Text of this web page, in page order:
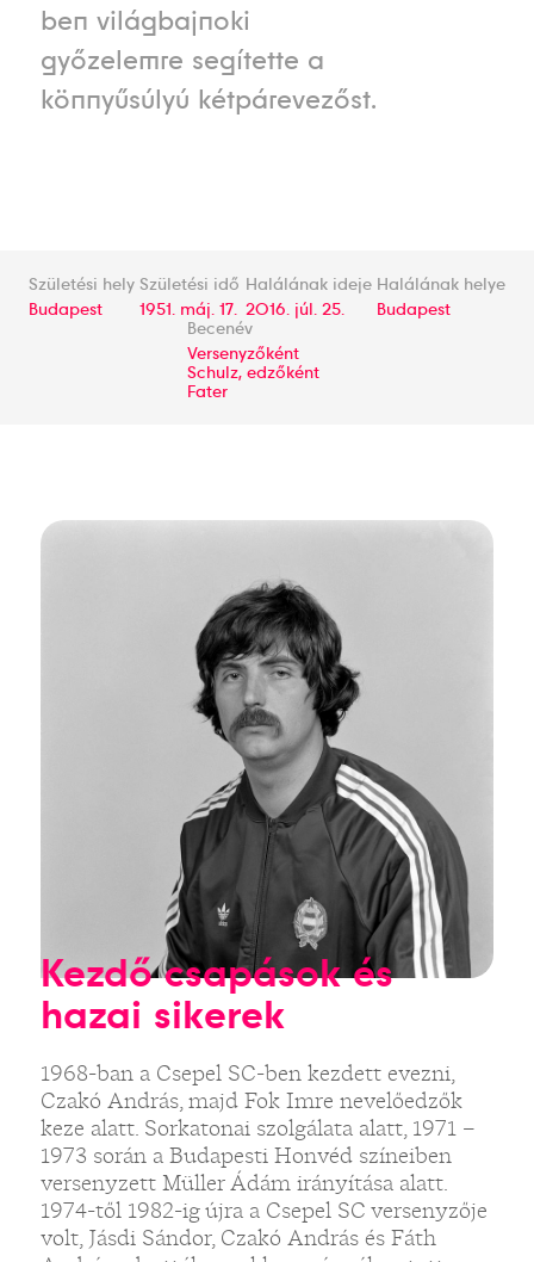
ben világbajnoki
győzelemre segítette a
könnyűsúlyú kétpárevezőst.
Születési hely
Budapest
Születési idő
1951. máj. 17.
Halálának ideje
2016. júl. 25.
Halálának helye
Budapest
Becenév
Versenyzőként
Schulz, edzőként
Fater
Kezdő csapások és
hazai sikerek
1968-ban a Csepel SC-ben kezdett evezni,
Czakó András, majd Fok Imre nevelőedzők
keze alatt. Sorkatonai szolgálata alatt, 1971 –
1973 során a Budapesti Honvéd színeiben
versenyzett Müller Ádám irányítása alatt.
1974-től 1982-ig újra a Csepel SC versenyzője
volt, Jásdi Sándor, Czakó András és Fáth